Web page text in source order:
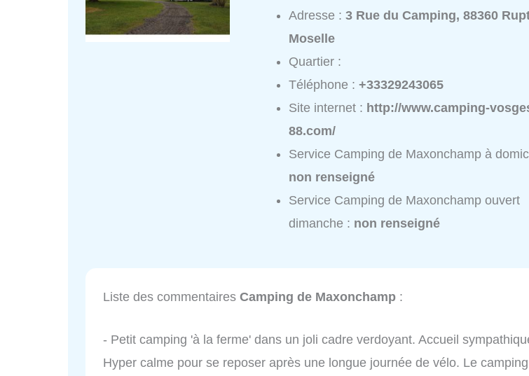
Adresse :3 Rue du Camping, 88360
Moselle
Quartier :
Téléphone :+33329243065
Site internet : http://www.camping-
88.com/
Service Camping de Maxonchamp à
non renseigné
Service Camping de Maxonchamp ouvert
dimanche : non renseigné
Liste des commentaires Camping de Maxonchamp :
- Petit camping 'à la ferme' dans un joli cadre verdoyant. Accueil
Hyper calme pour se reposer après une longue journée de vélo. Le